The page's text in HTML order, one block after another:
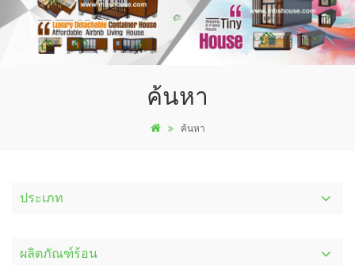
ค้นหา
ค้นหา
ประเภท
ผลิตภัณฑ์ร้อน